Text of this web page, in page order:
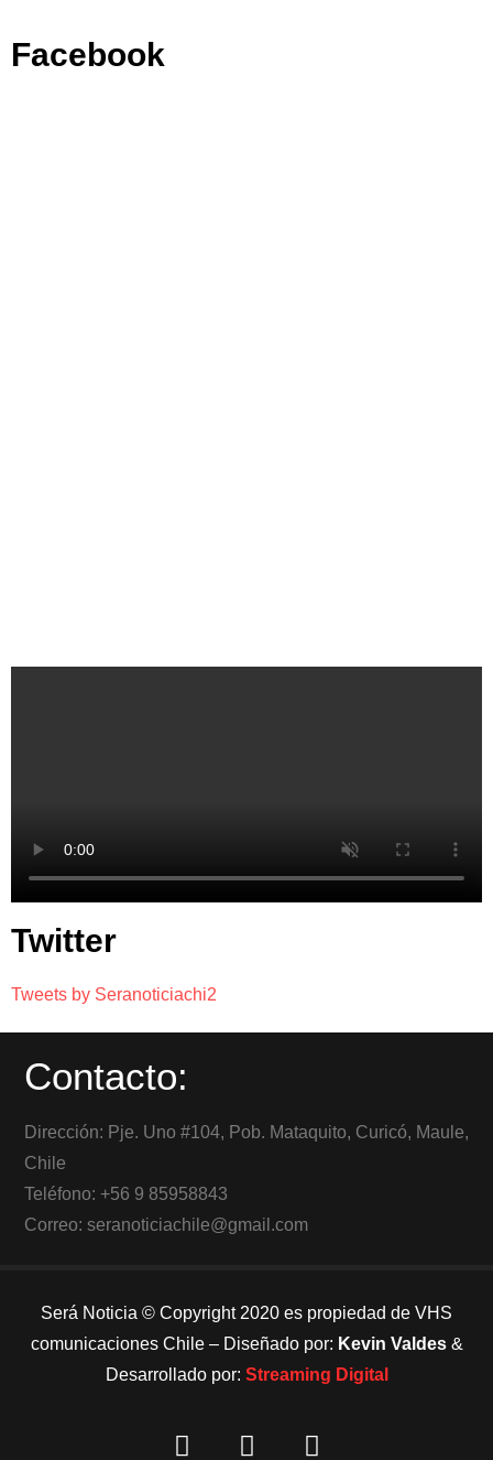
Facebook
Twitter
Tweets by Seranoticiachi2
Contacto:
Dirección: Pje. Uno #104, Pob. Mataquito, Curicó, Maule,
Chile
Teléfono: +56 9 85958843
Correo: seranoticiachile@gmail.com
Será Noticia © Copyright 2020 es propiedad de VHS
comunicaciones Chile – Diseñado por: Kevin Valdes&
Desarrollado por: Streaming Digital